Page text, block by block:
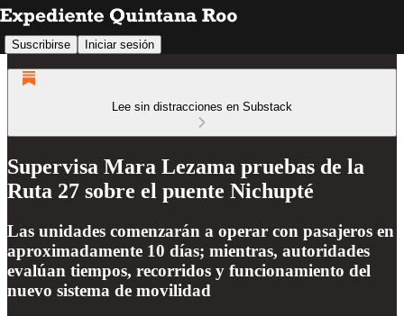
Suscribirse Iniciar sesión
Lee sin distracciones en Substack
Supervisa Mara Lezama pruebas de la
Ruta 27 sobre el puente Nichupté
Las unidades comenzarán a operar con pasajeros en
aproximadamente 10 días; mientras, autoridades
evalúan tiempos, recorridos y funcionamiento del
nuevo sistema de movilidad